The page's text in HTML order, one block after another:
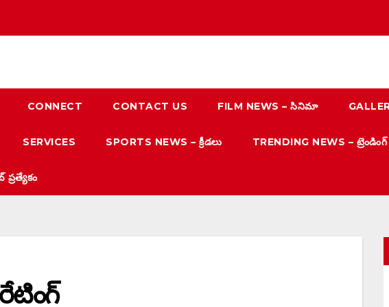
CONNECT CONTACT US FILM NEWS – సినిమా
SERVICES SPORTS NEWS – క్రీడలు TRENDING NEWS – ట్రెండింగ్